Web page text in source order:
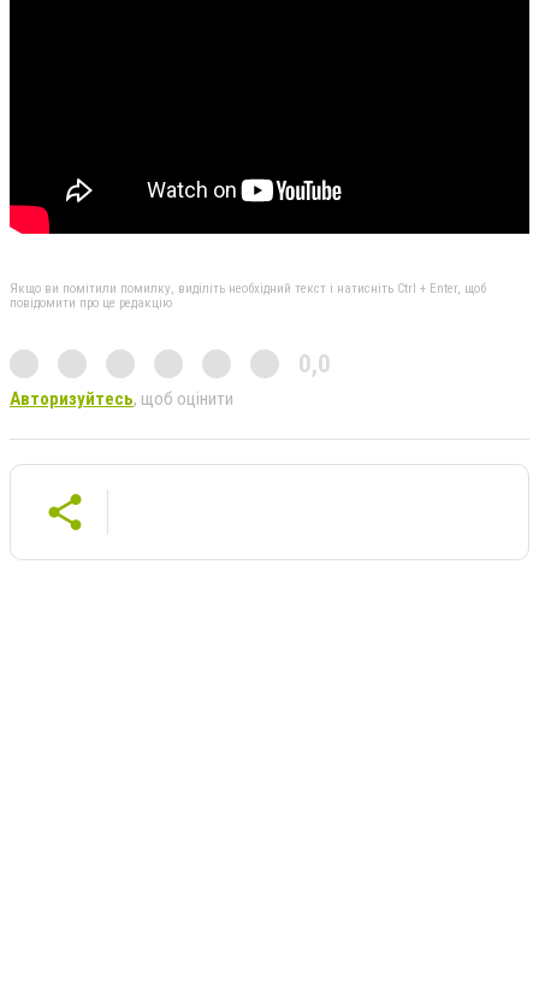
Якщо ви помітили помилку, виділіть необхідний текст і натисніть Ctrl + Enter, щоб
повідомити про це редакцію
0,0
Авторизуйтесь, щоб оцінити